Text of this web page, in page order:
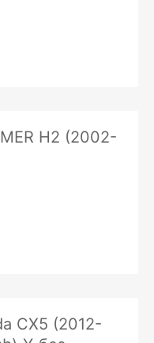
H2 (2002-
CX5 (2012-